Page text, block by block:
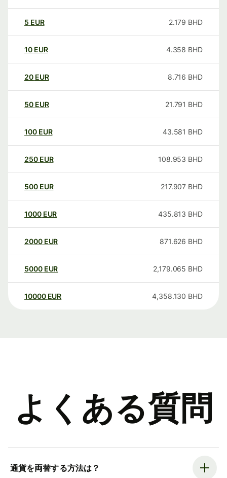
5 EUR 2.179 BHD
10 EUR 4.358 BHD
20 EUR 8.716 BHD
50 EUR 21.791 BHD
100 EUR 43.581 BHD
250 EUR 108.953 BHD
500 EUR 217.907 BHD
1000 EUR 435.813 BHD
2000 EUR 871.626 BHD
5000 EUR 2,179.065 BHD
10000 EUR 4,358.130 BHD
よくある質問
通貨を両替する方法は？